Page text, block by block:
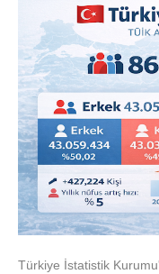
Türkiye İstatistik